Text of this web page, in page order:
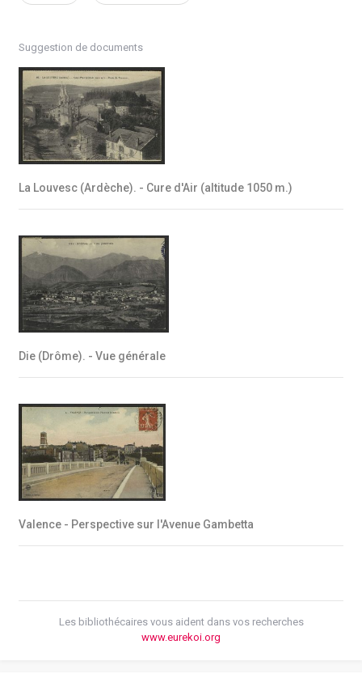
Suggestion de documents
La Louvesc (Ardèche). - Cure d'Air (altitude 1050 m.)
Die (Drôme). - Vue générale
Valence - Perspective sur l'Avenue Gambetta
Les bibliothécaires vous aident dans vos recherches
www.eurekoi.org